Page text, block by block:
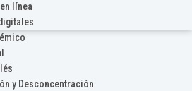
línea
y Desconcentración